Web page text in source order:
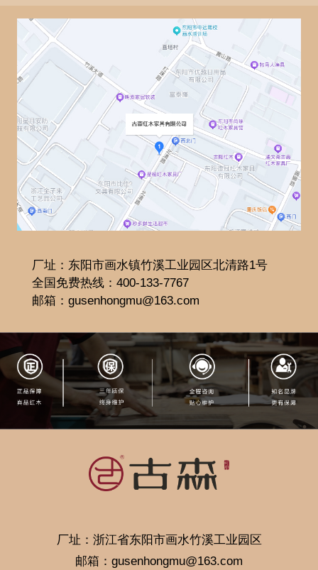
厂址：东阳市画水镇竹溪工业园区北清路1号
全国免费热线：400-133-7767
邮箱：gusenhongmu@163.com
厂址：浙江省东阳市画水竹溪工业园区
邮箱：gusenhongmu@163.com